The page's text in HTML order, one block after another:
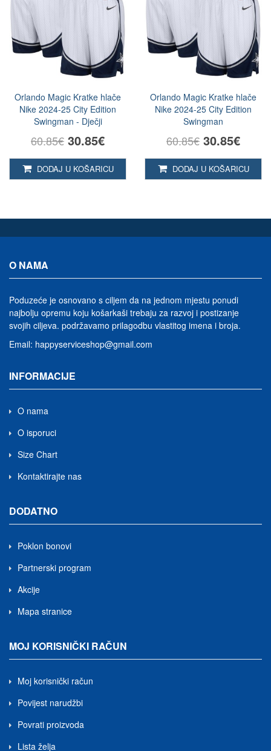
Orlando Magic Kratke hlače
Nike 2024-25 City Edition
Swingman - Dječji
60.85€ 30.85€
DODAJ U KOŠARICU
Orlando Magic Kratke hlače
Nike 2024-25 City Edition
Swingman
60.85€ 30.85€
DODAJ U KOŠARICU
O NAMA
Poduzeće je osnovano s ciljem da na jednom mjestu ponudi
najbolju opremu koju košarkaši trebaju za razvoj i postizanje
svojih ciljeva. podržavamo prilagodbu vlastitog imena i broja.
Email: happyserviceshop@gmail.com
INFORMACIJE
O nama
O isporuci
Size Chart
Kontaktirajte nas
DODATNO
Poklon bonovi
Partnerski program
Akcije
Mapa stranice
MOJ KORISNIČKI RAČUN
Moj korisnički račun
Povijest narudžbi
Povrati proizvoda
Lista želja